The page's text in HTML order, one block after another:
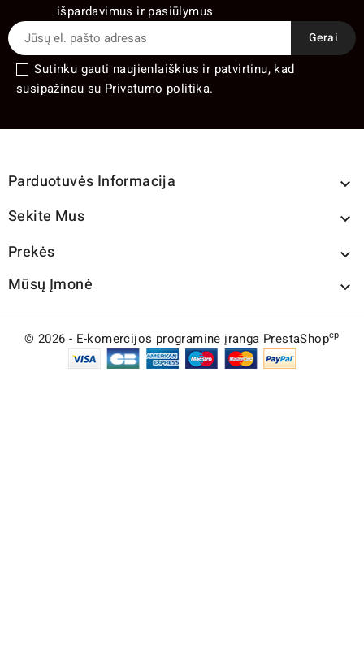
išpardavimus ir pasiūlymus
Sutinku gauti naujienlaiškius ir patvirtinu, kad
susipažinau su Privatumo politika.
Parduotuvės Informacija 
Sekite Mus 
Prekės 
Mūsų Įmonė 
© 2026 - E-komercijos programinė įranga PrestaShopcp